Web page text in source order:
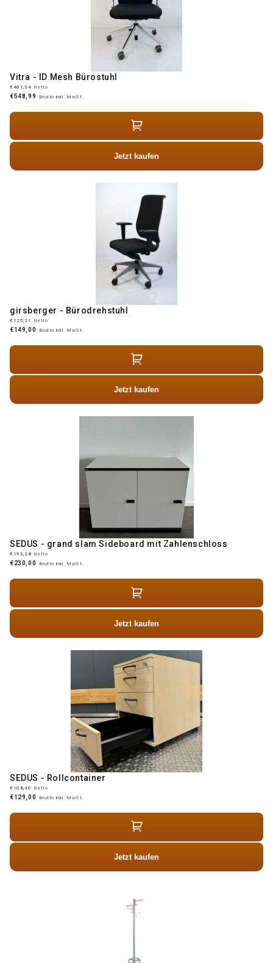
Vitra - ID Mesh Bürostuhl
€461,34 Netto
€548,99 Brutto inkl. MwSt.
Jetzt kaufen
girsberger - Bürodrehstuhl
€125,21 Netto
€149,00 Brutto inkl. MwSt.
Jetzt kaufen
SEDUS - grand slam Sideboard mit Zahlenschloss
€193,28 Netto
€230,00 Brutto inkl. MwSt.
Jetzt kaufen
SEDUS - Rollcontainer
€108,40 Netto
€129,00 Brutto inkl. MwSt.
Jetzt kaufen